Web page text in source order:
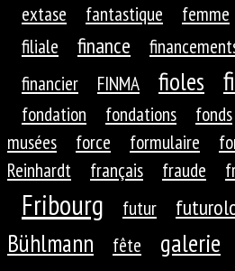
extase fantastique femme
filiale finance
financier
FINMA fioles
fondation fondations fonds
musées
force formulaire
Reinhardt
français fraude
Fribourg futur
Bühlmann
fête galerie